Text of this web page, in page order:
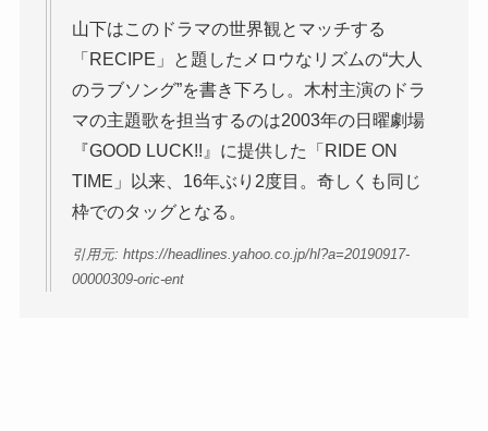
山下はこのドラマの世界観とマッチする
「RECIPE」と題したメロウなリズムの“大人
のラブソング”を書き下ろし。木村主演のドラ
マの主題歌を担当するのは2003年の日曜劇場
『GOOD LUCK!!』に提供した「RIDE ON
TIME」以来、16年ぶり2度目。奇しくも同じ
枠でのタッグとなる。
引用元: https://headlines.yahoo.co.jp/hl?a=20190917-
00000309-oric-ent